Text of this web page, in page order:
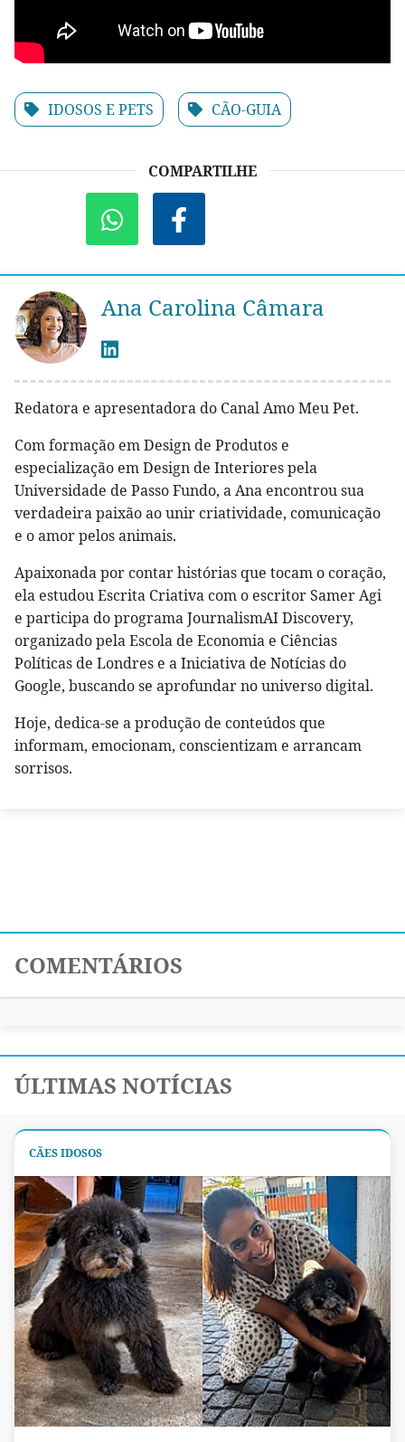
IDOSOS E PETS CÃO-GUIA
COMPARTILHE
Ana Carolina Câmara
Redatora e apresentadora do Canal Amo Meu Pet.
Com formação em Design de Produtos e
especialização em Design de Interiores pela
Universidade de Passo Fundo, a Ana encontrou sua
verdadeira paixão ao unir criatividade, comunicação
e o amor pelos animais.
Apaixonada por contar histórias que tocam o coração,
ela estudou Escrita Criativa com o escritor Samer Agi
e participa do programa JournalismAI Discovery,
organizado pela Escola de Economia e Ciências
Políticas de Londres e a Iniciativa de Notícias do
Google, buscando se aprofundar no universo digital.
Hoje, dedica-se a produção de conteúdos que
informam, emocionam, conscientizam e arrancam
sorrisos.
COMENTÁRIOS
ÚLTIMAS NOTÍCIAS
CÃES IDOSOS